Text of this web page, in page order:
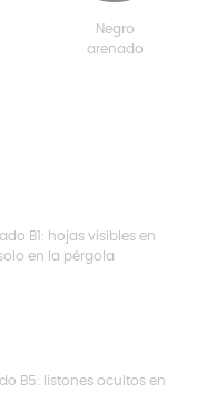
Negro
arenado
B1: hojas visibles en
en la pérgola
B5: listones ocultos en